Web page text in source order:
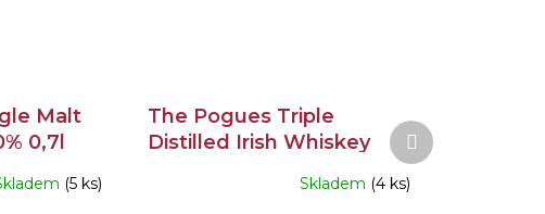
Malt
0,7l
(5 ks)
The Pogues Triple
Distilled Irish Whiskey
Skladem (4 ks)
Další
produkt